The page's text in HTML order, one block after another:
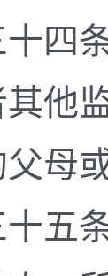
条
他
母
条